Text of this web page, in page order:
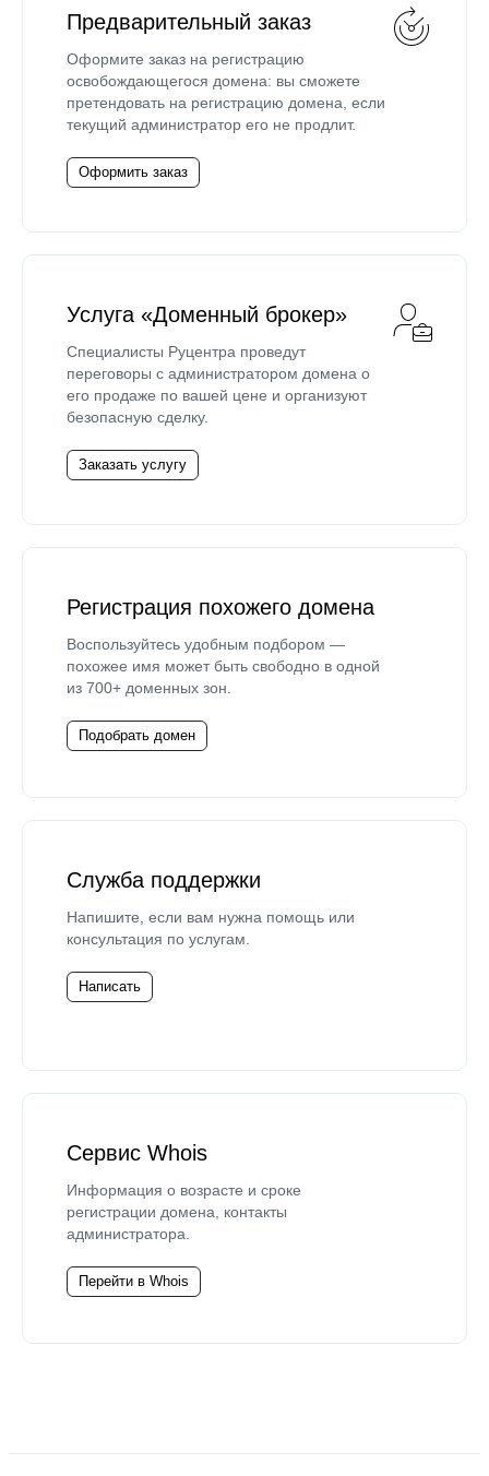
Предварительный заказ
Оформите заказ на регистрацию
освобождающегося домена: вы сможете
претендовать на регистрацию домена, если
текущий администратор его не продлит.
Оформить заказ
Услуга «Доменный брокер»
Специалисты Руцентра проведут
переговоры с администратором домена о
его продаже по вашей цене и организуют
безопасную сделку.
Заказать услугу
Регистрация похожего домена
Воспользуйтесь удобным подбором —
похожее имя может быть свободно в одной
из 700+ доменных зон.
Подобрать домен
Служба поддержки
Напишите, если вам нужна помощь или
консультация по услугам.
Написать
Сервис Whois
Информация о возрасте и сроке
регистрации домена, контакты
администратора.
Перейти в Whois